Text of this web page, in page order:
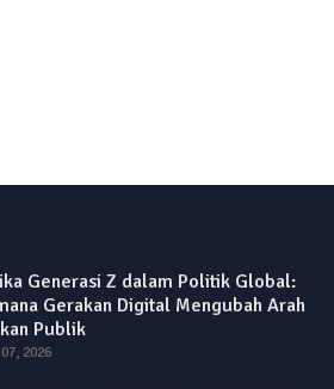
Generasi Z dalam Politik Global:
Gerakan Digital Mengubah Arah
Publik
2026